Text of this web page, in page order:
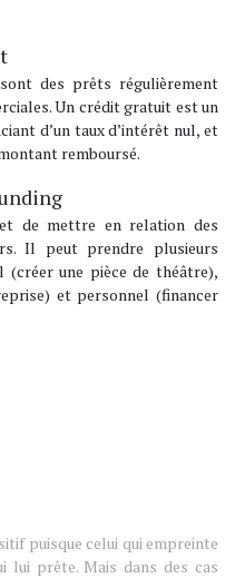
des prêts régulièrement
Un crédit gratuit est un
d’un taux d’intérêt nul, et
remboursé.
de mettre en relation des
Il peut prendre plusieurs
une pièce de théâtre),
et personnel (financer
puisque celui qui empreinte
lui prête. Mais dans des cas